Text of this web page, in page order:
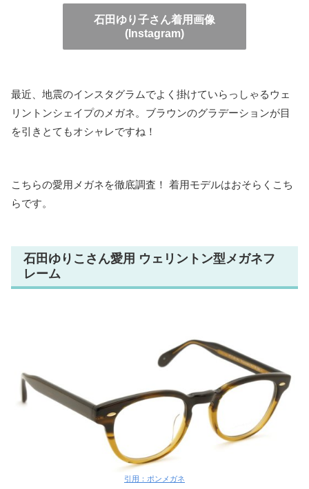
石田ゆり子さん着用画像
(Instagram)
最近、地震のインスタグラムでよく掛けていらっしゃるウェ
リントンシェイプのメガネ。ブラウンのグラデーションが目
を引きとてもオシャレですね！
こちらの愛用メガネを徹底調査！ 着用モデルはおそらくこち
らです。
石田ゆりこさん愛用 ウェリントン型メガネフ
レーム
引用：ポンメガネ